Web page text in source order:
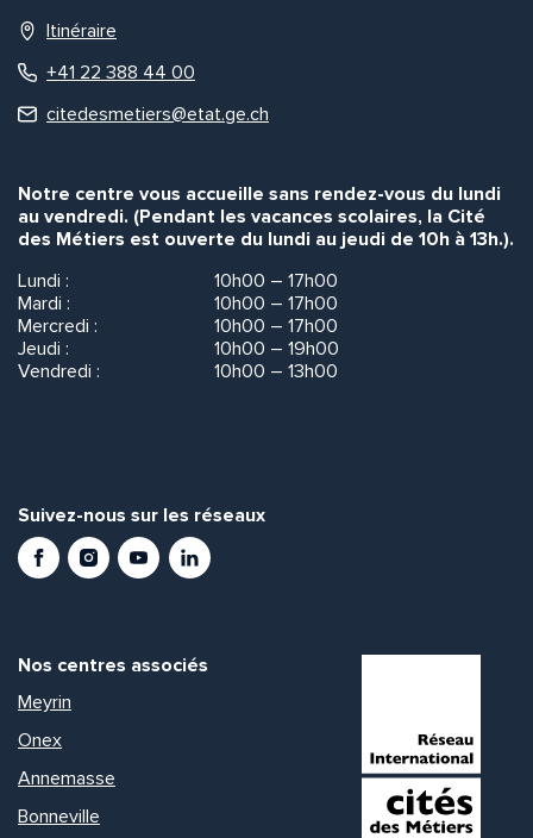
Itinéraire
+41 22 388 44 00
citedesmetiers@etat.ge.ch
Notre centre vous accueille sans rendez-vous du lundi
au vendredi. (Pendant les vacances scolaires, la Cité
des Métiers est ouverte du lundi au jeudi de 10h à 13h.).
Lundi :
10h00 – 17h00
Mardi :
10h00 – 17h00
Mercredi :
10h00 – 17h00
Jeudi :
10h00 – 19h00
Vendredi :
10h00 – 13h00
Suivez-nous sur les réseaux
FacebookInstagramYoutubeLinkedIn
Nos centres associés
Meyrin
Onex
Annemasse
Bonneville